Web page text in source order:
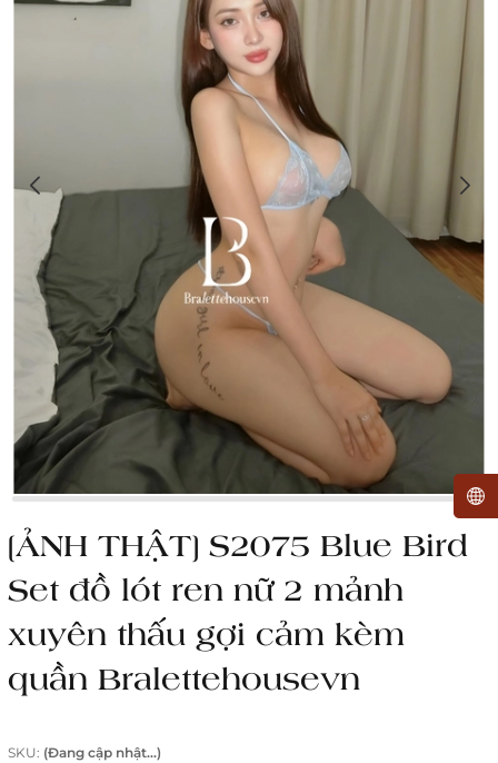
[ẢNH THẬT] S2075 Blue Bird
Set đồ lót ren nữ 2 mảnh
xuyên thấu gợi cảm kèm
quần Bralettehousevn
SKU: (Đang cập nhật...)